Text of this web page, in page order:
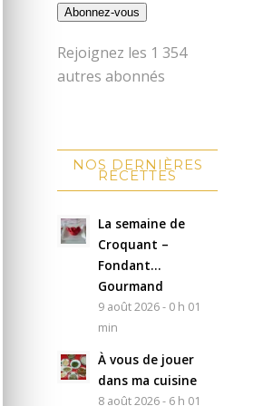
Abonnez-vous
Rejoignez les 1 354
autres abonnés
NOS DERNIÈRES
RECETTES
La semaine de
Croquant –
Fondant…
Gourmand
9 août 2026 - 0 h 01
min
À vous de jouer
dans ma cuisine
8 août 2026 - 6 h 01